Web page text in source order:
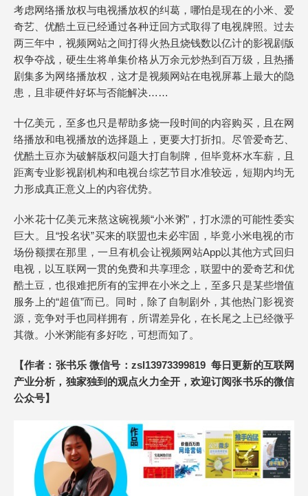
考虑网络播放权与电视播放权的纠葛，哪怕是现在的小米、爱
奇艺、优酷土豆已经通过各种迂回方式取得了电视牌照。过去
两三年中，视频网站之间打得火热且烧钱数以亿计的影视剧版
权争夺战，硬生生将单集价格从万余元炒热到百万级，且热播
剧集多为网络播放权，这才是视频网站在电视屏幕上最大的隐
患，且非硬件好坏与否能解决……
十亿美元，至多也只是帮助多烧一段时间的内容购买，且在网
络播放和电视播放的选择题上，更要大打折扣。尽管爱奇艺、
优酷土豆亦为破解版权问题大打自制牌，但毕竟杯水车薪，且
距离专业影视剧机构和电视台综艺节目水准较远，短期内均无
力形成真正意义上的内容优势。
小米花十亿美元来熬这碗视频“小米粥”，打水漂的可能性委实
巨大。且“投名状”买来的联盟也未必牢固，毕竟小米电视的市
场份额摆在那里，一旦有机会让视频网站App以其他方式回归
电视，以互联网一贯的免费和共享理念，联盟中的爱奇艺和优
酷土豆，也很难把所有的宝押在小米之上，至多只是某些增值
服务上的“超值”而已。同时，除了自制剧外，其他热门影视资
源，竞争对手也同样拥有，所谓差异化，在长尾之上已经微乎
其微。小米粥能有多好吃，可想而知了。
【作者：张书乐 微信号：zsl13973399819 每日更新的互联网
产业分析，独家独到的观点火力全开，欢迎订阅张书乐的微信
公众号】